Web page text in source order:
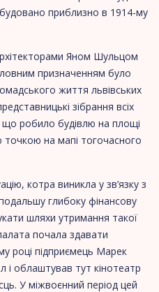
приблизно в 1914-му
Яном Шульцом
призначенням було
життя львівських
зібрання всіх
що робило будівлю на площі
на мапі тогочасного
котра виникла у зв’язку з
глибоку фінансову
шляхи утримання такої
почала здавати
році підприємець Марек
і облаштував тут кінотеатр
У міжвоєнний період цей